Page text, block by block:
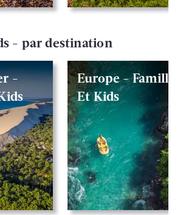
- par destination
-
Europe - Famille
Et Kids